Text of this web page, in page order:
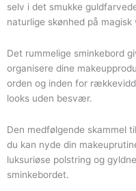
selv i det smukke
naturlige skønhed på magisk
Det rummelige sminkebord
organisere dine
orden og inden for
looks uden besvær.
Den medfølgende skammel
du kan nyde din
luksuriøse polstring og
sminkebordet.